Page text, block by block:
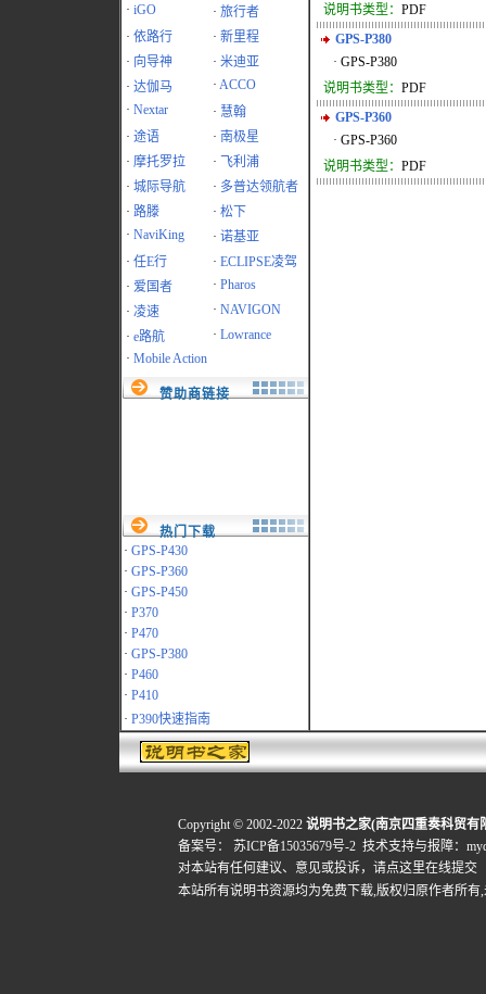
· iGO · 旅行者
· 依路行 · 新里程
· 向导神 · 米迪亚
· 达伽马 · ACCO
· Nextar · 慧翰
· 途语 · 南极星
· 摩托罗拉 ·
飞利浦
· 城际导航 · 多普达领航者
· 路滕 · 松下
· NaviKing · 诺基亚
· 任E行 · ECLIPSE凌驾
· 爱国者 · Pharos
· 凌速 · NAVIGON
· e路航 · Lowrance
· Mobile Action
赞助商链接
热门下载
· GPS-P430
· GPS-P360
· GPS-P450
· P370
· P470
· GPS-P380
· P460
· P410
· P390快速指南
说明书类型： PDF
GPS-P380
· GPS-P380
说明书类型： PDF
GPS-P360
· GPS-P360
说明书类型： PDF
Copyright © 2002-2022 说明书之家(南京四重奏科贸有
备案号：
苏ICP备15035679号-2 技术支持与报障：
对本站有任何建议、意见或投诉， 请点这里在线提交
本站所有说明书资源均为免费下载,版权归原作者所